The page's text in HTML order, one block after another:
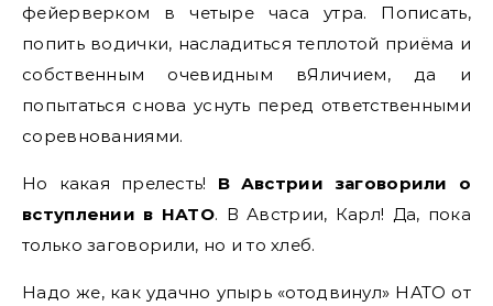
фейерверком в четыре часа утра. Пописать,
попить водички, насладиться теплотой приёма и
собственным очевидным вЯличием, да и
попытаться снова уснуть перед ответственными
соревнованиями.
Но какая прелесть! В Австрии заговорили о
вступлении в НАТО. В Австрии, Карл! Да, пока
только заговорили, но и то хлеб.
Надо же, как удачно упырь «отодвинул» НАТО от